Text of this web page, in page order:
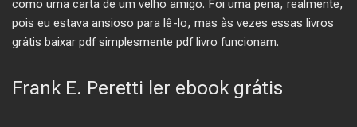
como uma carta de um velho amigo. Foi uma pena, realmente,
pois eu estava ansioso para lê-lo, mas às vezes essas livros
grátis baixar pdf simplesmente pdf livro funcionam.
Frank E. Peretti ler ebook grátis